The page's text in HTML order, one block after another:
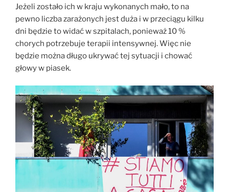
Jeżeli zostało ich w kraju wykonanych mało, to na
pewno liczba zarażonych jest duża i w przeciągu kilku
dni będzie to widać w szpitalach, ponieważ 10 %
chorych potrzebuje terapii intensywnej. Więc nie
będzie można długo ukrywać tej sytuacji i chować
głowy w piasek.